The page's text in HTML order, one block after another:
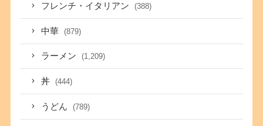
フレンチ・イタリアン (388)
中華 (879)
ラーメン (1,209)
丼 (444)
うどん (789)